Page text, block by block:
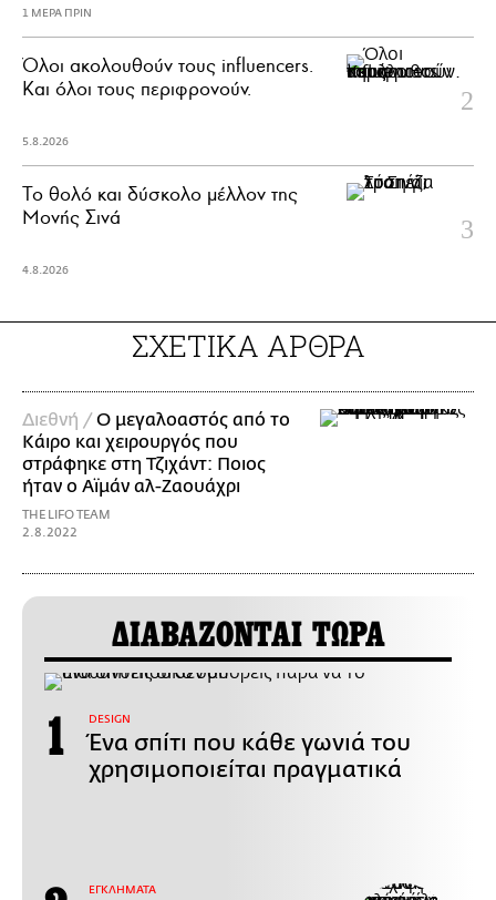
1 ΜΕΡΑ ΠΡΙΝ
Όλοι ακολουθούν τους influencers.
Και όλοι τους περιφρονούν.
5.8.2026
Το θολό και δύσκολο μέλλον της
Μονής Σινά
4.8.2026
ΣΧΕΤΙΚΑ ΑΡΘΡΑ
Διεθνή /Ο μεγαλοαστός από το
Κάιρο και χειρουργός που
στράφηκε στη Τζιχάντ: Ποιος
ήταν o Αϊμάν αλ-Ζαουάχρι
THE LIFO TEAM
2.8.2022
ΔΙΑΒΑΖΟΝΤΑΙ ΤΩΡΑ
DESIGN
Ένα σπίτι που κάθε γωνιά του
χρησιμοποιείται πραγματικά
ΕΓΚΛΗΜΑΤΑ